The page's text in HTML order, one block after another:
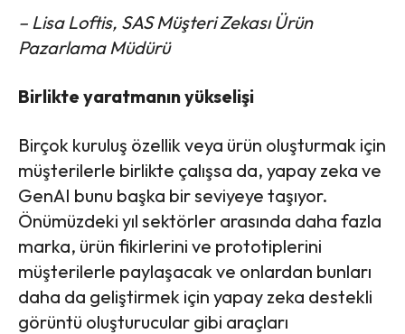
– Lisa Loftis, SAS Müşteri Zekası Ürün
Pazarlama Müdürü
Birlikte yaratmanın yükselişi
Birçok kuruluş özellik veya ürün oluşturmak için
müşterilerle birlikte çalışsa da, yapay zeka ve
GenAI bunu başka bir seviyeye taşıyor.
Önümüzdeki yıl sektörler arasında daha fazla
marka, ürün fikirlerini ve prototiplerini
müşterilerle paylaşacak ve onlardan bunları
daha da geliştirmek için yapay zeka destekli
görüntü oluşturucular gibi araçları